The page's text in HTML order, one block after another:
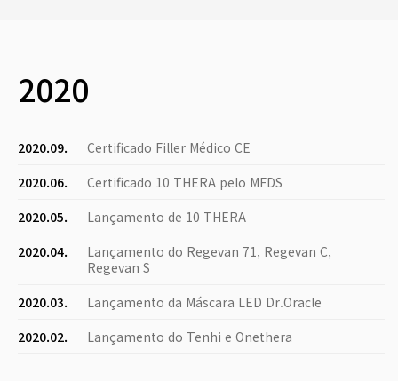
2020
2020.09.
Certificado Filler Médico CE
2020.06.
Certificado 10 THERA pelo MFDS
2020.05.
Lançamento de 10 THERA
2020.04.
Lançamento do Regevan 71, Regevan C,
Regevan S
2020.03.
Lançamento da Máscara LED Dr.Oracle
2020.02.
Lançamento do Tenhi e Onethera